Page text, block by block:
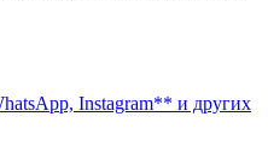
Instagram** и других